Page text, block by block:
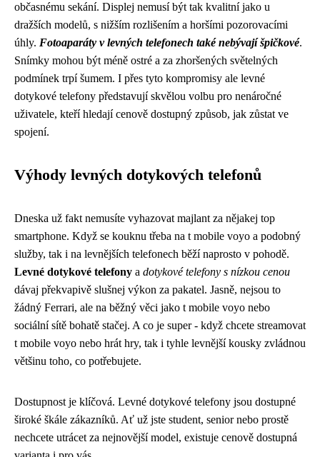
občasnému sekání. Displej nemusí být tak kvalitní jako u
dražších modelů, s nižším rozlišením a horšími pozorovacími
úhly. Fotoaparáty v levných telefonech také nebývají špičkové.
Snímky mohou být méně ostré a za zhoršených světelných
podmínek trpí šumem. I přes tyto kompromisy ale levné
dotykové telefony představují skvělou volbu pro nenáročné
uživatele, kteří hledají cenově dostupný způsob, jak zůstat ve
spojení.
Výhody levných dotykových telefonů
Dneska už fakt nemusíte vyhazovat majlant za nějakej top
smartphone. Když se kouknu třeba na t mobile voyo a podobný
služby, tak i na levnějších telefonech běží naprosto v pohodě.
Levné dotykové telefony a dotykové telefony s nízkou cenou
dávaj překvapivě slušnej výkon za pakatel. Jasně, nejsou to
žádný Ferrari, ale na běžný věci jako t mobile voyo nebo
sociální sítě bohatě stačej. A co je super - když chcete streamovat
t mobile voyo nebo hrát hry, tak i tyhle levnější kousky zvládnou
většinu toho, co potřebujete.
Dostupnost je klíčová. Levné dotykové telefony jsou dostupné
široké škále zákazníků. Ať už jste student, senior nebo prostě
nechcete utrácet za nejnovější model, existuje cenově dostupná